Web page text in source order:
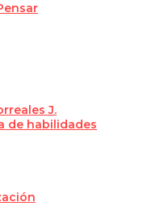
J.
de habilidades